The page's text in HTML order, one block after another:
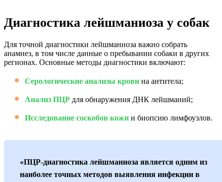
Диагностика лейшманиоза у собак
Для точной диагностики лейшманиоза важно собрать
анамнез, в том числе данные о пребывании собаки в других
регионах. Основные методы диагностики включают:
Серологические анализы крови на антитела;
Анализ ПЦР для обнаружения ДНК лейшманий;
Исследование соскобов кожи и биопсию лимфоузлов.
«ПЦР-диагностика лейшманиоза является одним из
наиболее точных методов выявления инфекции в